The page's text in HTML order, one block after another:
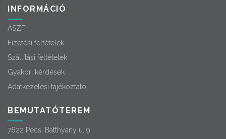
INFORMÁCIÓ
ÁSZF
Fizetési feltételek
Szállítási feltételek
Gyakori kérdések
Adatkezelési tájékoztató
BEMUTATÓTEREM
7622 Pécs, Batthyány u. 9.